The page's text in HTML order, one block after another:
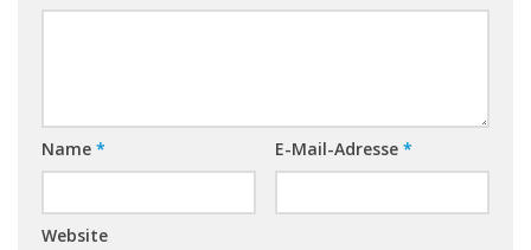
Name * E-Mail-Adresse *
Website